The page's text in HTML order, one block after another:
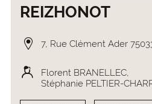
REIZHONOT
7, Rue Clément Ader
Florent BRANELLEC
Stéphanie PELTIER-